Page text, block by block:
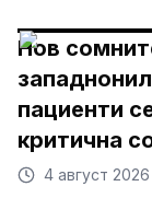
Нов
пациенти
критична
4 август 2026